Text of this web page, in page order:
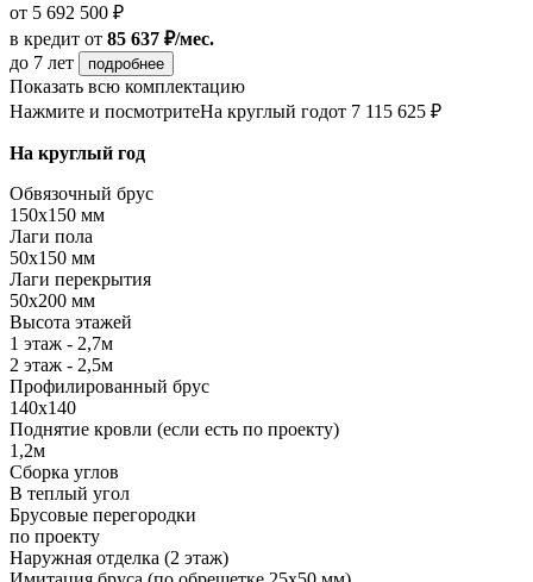
от 5 692 500 ₽
в кредит от 85 637 ₽/мес.
до 7 лет
подробнее
Показать всю комплектацию
Нажмите и посмотритеНа круглый годот 7 115 625 ₽
На круглый год
Обвязочный брус
150х150 мм
Лаги пола
50х150 мм
Лаги перекрытия
50х200 мм
Высота этажей
1 этаж - 2,7м
2 этаж - 2,5м
Профилированный брус
140х140
Поднятие кровли (если есть по проекту)
1,2м
Сборка углов
В теплый угол
Брусовые перегородки
по проекту
Наружная отделка (2 этаж)